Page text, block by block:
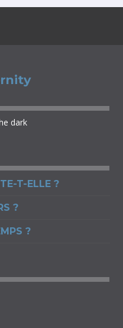
dark
T-ELLE ?
?
?